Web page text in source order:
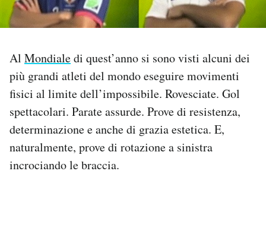
I MIEI PREFERITI
AREA PERSONALE
Area Personale
Newsletter
Al Mondialedi quest’anno si sono visti alcuni dei
più grandi atleti del mondo eseguire movimenti
fisici al limite dell’impossibile. Rovesciate. Gol
spettacolari. Parate assurde. Prove di resistenza,
determinazione e anche di grazia estetica. E,
naturalmente, prove di rotazione a sinistra
incrociando le braccia.